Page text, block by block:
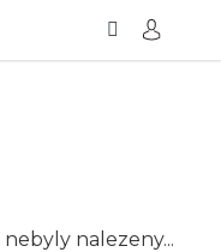
nebyly nalezeny...